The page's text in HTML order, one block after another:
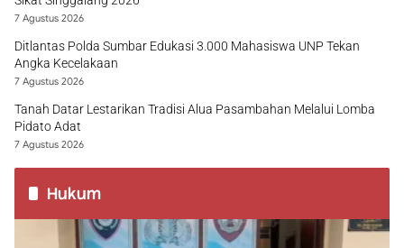
7 Agustus 2026
Ditlantas Polda Sumbar Edukasi 3.000 Mahasiswa UNP Tekan
Angka Kecelakaan
7 Agustus 2026
Tanah Datar Lestarikan Tradisi Alua Pasambahan Melalui Lomba
Pidato Adat
7 Agustus 2026
Hukum